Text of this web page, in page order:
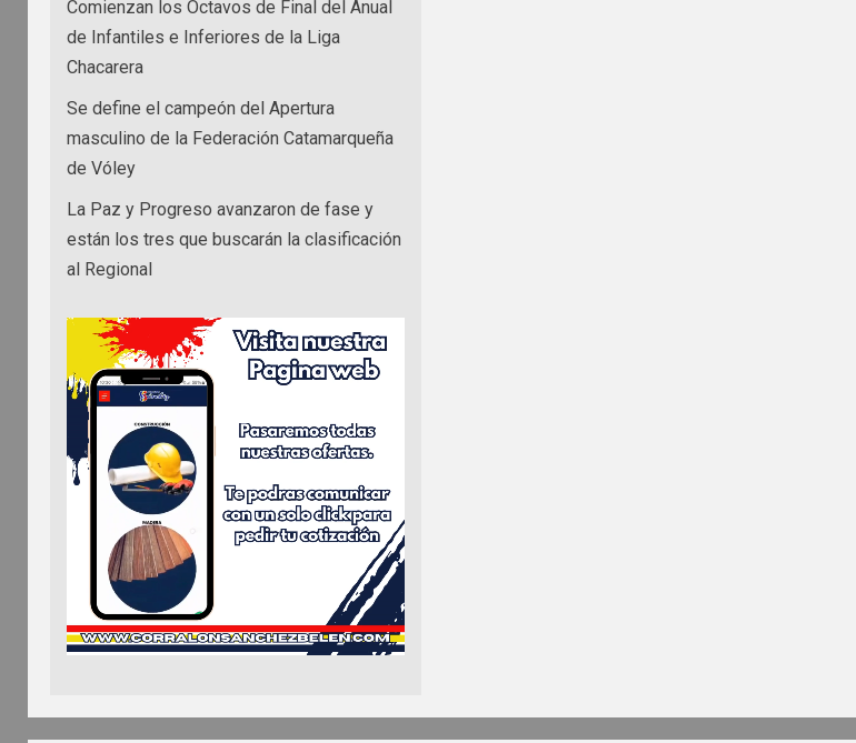
Comienzan los Octavos de Final del Anual
de Infantiles e Inferiores de la Liga
Chacarera
Se define el campeón del Apertura
masculino de la Federación Catamarqueña
de Vóley
La Paz y Progreso avanzaron de fase y
están los tres que buscarán la clasificación
al Regional